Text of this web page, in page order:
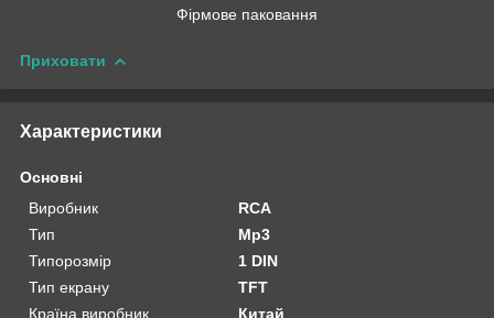
Фірмове паковання
Приховати
Характеристики
Основні
Виробник
RCA
Тип
Mp3
Типорозмір
1 DIN
Тип екрану
TFT
Країна виробник
Китай